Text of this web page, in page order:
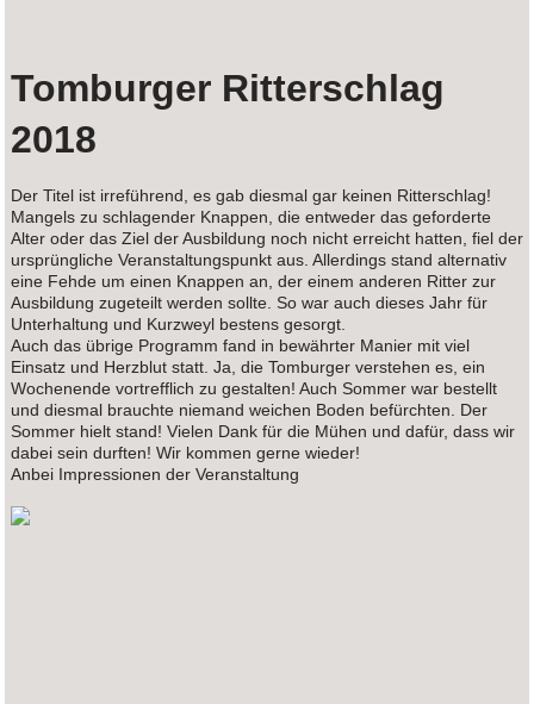
Tomburger Ritterschlag
2018
Der Titel ist irreführend, es gab diesmal gar keinen Ritterschlag!
Mangels zu schlagender Knappen, die entweder das geforderte
Alter oder das Ziel der Ausbildung noch nicht erreicht hatten, fiel der
ursprüngliche Veranstaltungspunkt aus. Allerdings stand alternativ
eine Fehde um einen Knappen an, der einem anderen Ritter zur
Ausbildung zugeteilt werden sollte. So war auch dieses Jahr für
Unterhaltung und Kurzweyl bestens gesorgt.
Auch das übrige Programm fand in bewährter Manier mit viel
Einsatz und Herzblut statt. Ja, die Tomburger verstehen es, ein
Wochenende vortrefflich zu gestalten! Auch Sommer war bestellt
und diesmal brauchte niemand weichen Boden befürchten. Der
Sommer hielt stand! Vielen Dank für die Mühen und dafür, dass wir
dabei sein durften! Wir kommen gerne wieder!
Anbei Impressionen der Veranstaltung